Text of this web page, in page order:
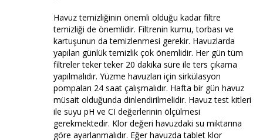
Havuz temizliğinin önemli olduğu kadar filtre
temizliği de önemlidir. Filtrenin kumu, torbası ve
kartuşunun da temizlenmesi gerekir. Havuzlarda
yapılan günlük temizlik çok önemlidir. Her gün tüm
filtreler teker teker 20 dakika süre ile ters çıkama
yapılmalıdır. Yüzme havuzları için sirkülasyon
pompaları 24 saat çalışmalıdır. Hafta bir gün havuz
müsait olduğunda dinlendirilmelidir. Havuz test kitleri
ile suyu pH ve CI değerlerinin ölçülmesi
gerekmektedir. Klor değeri havuzdaki su miktarına
göre ayarlanmalıdır. Eğer havuzda tablet klor